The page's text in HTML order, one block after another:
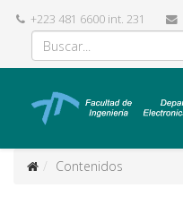
+223 481 6600 int. 231
Contenidos